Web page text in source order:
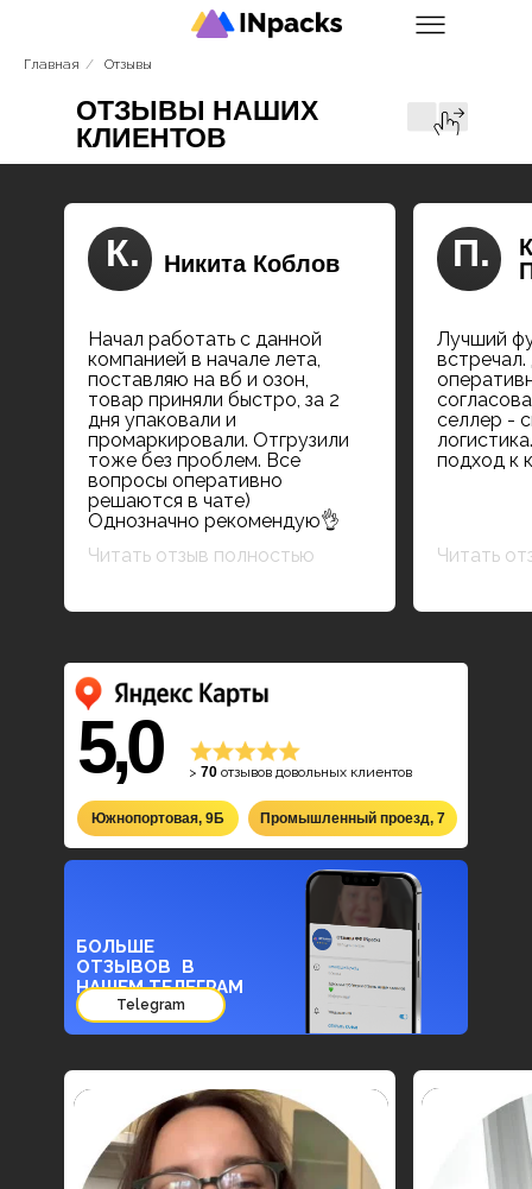
Главная / Отзывы
ОТЗЫВЫ НАШИХ
КЛИЕНТОВ
П.
Лучший
селлер -
подход к
Читать
К. Никита Коблов
Начал работать с данной
компанией в начале лета,
поставляю на вб и озон,
товар приняли быстро, за 2
дня упаковали и
промаркировали. Отгрузили
тоже без проблем. Все
вопросы оперативно
решаются в чате)
Однозначно рекомендую👌
Читать отзыв полностью
5,0 > 70 отзывов довольных клиентов
Промышленный проезд, 7
Южнопортовая, 9Б
БОЛЬШЕ
ОТЗЫВОВ В
НАШЕМ ТЕЛЕГРАМ
Telegram